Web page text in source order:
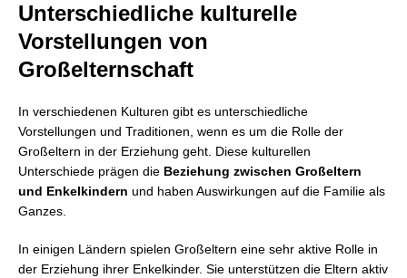
Unterschiedliche kulturelle
Vorstellungen von
Großelternschaft
In verschiedenen Kulturen gibt es unterschiedliche
Vorstellungen und Traditionen, wenn es um die Rolle der
Großeltern in der Erziehung geht. Diese kulturellen
Unterschiede prägen die Beziehung zwischen Großeltern
und Enkelkindern und haben Auswirkungen auf die Familie als
Ganzes.
In einigen Ländern spielen Großeltern eine sehr aktive Rolle in
der Erziehung ihrer Enkelkinder. Sie unterstützen die Eltern aktiv